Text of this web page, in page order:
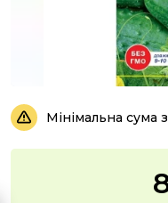
Мінімальна сума